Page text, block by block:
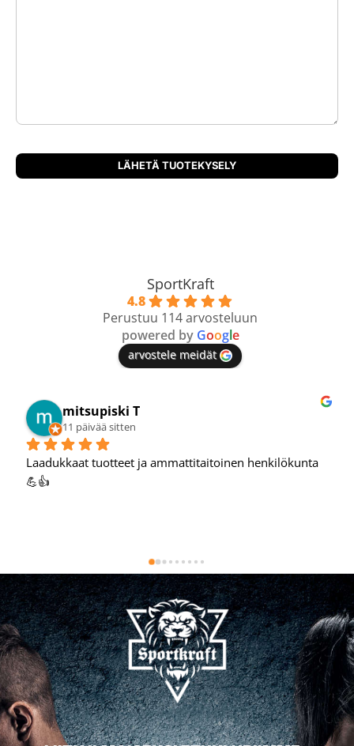
SportKraft
4.8
Perustuu 114 arvosteluun
powered by Google
arvostele meidät
Mikko T.
12 päivää sitten
Hyvä verkkokauppa, oon tehnyt hyviä löytöjä täältä.